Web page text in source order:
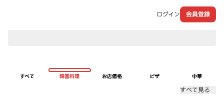
ログイン 会員登録
すべて 韓国料理 お店価格 ピザ 中華
すべて見る